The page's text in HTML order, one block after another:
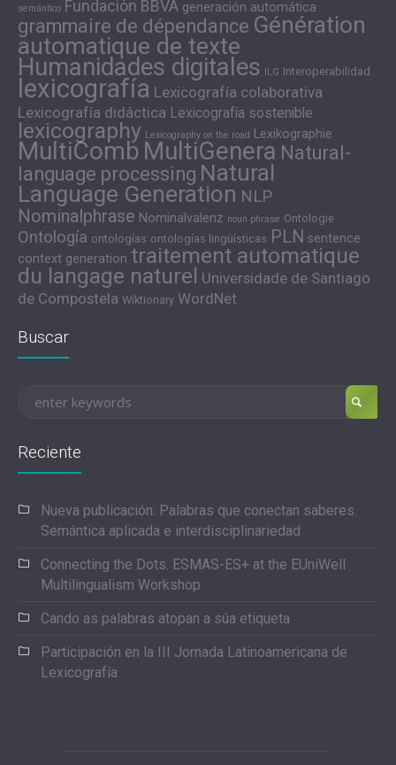
semántico Fundación BBVA generación automática
grammaire de dépendance Génération
automatique de texte
Humanidades digitales ILG Interoperabilidad
lexicografía Lexicografía colaborativa
Lexicografía didáctica Lexicografía sostenible
lexicography Lexicography on the road Lexikographie
MultiComb MultiGenera Natural-
language processing Natural
Language Generation NLP
Nominalphrase Nominalvalenz noun phrase Ontologie
Ontología ontologías ontologías lingüísticas PLN sentence
context generation traitement automatique
du langage naturel Universidade de Santiago
de Compostela Wiktionary WordNet
Buscar
Reciente
Nueva publicación: Palabras que conectan saberes.
Semántica aplicada e interdisciplinariedad
Connecting the Dots: ESMAS-ES+ at the EUniWell
Multilingualism Workshop
Cando as palabras atopan a súa etiqueta
Participación en la III Jornada Latinoamericana de
Lexicografía